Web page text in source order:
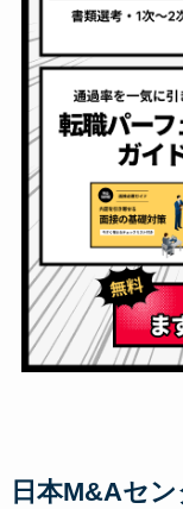
日本M&Aセ